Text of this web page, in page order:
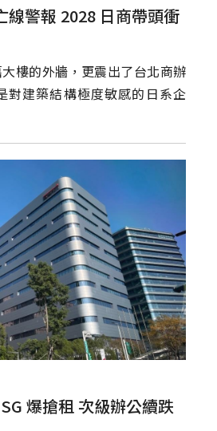
線警報 2028 日商帶頭衝
樓的外牆，更震出了台北商辦
對建築結構極度敏感的日系企
爆搶租 次級辦公續跌